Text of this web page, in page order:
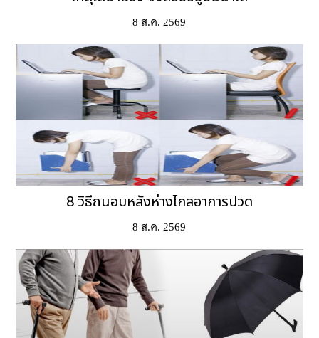
8 ส.ค. 2569
8 วิธีถนอมหลังห่างไกลอาการปวด
8 ส.ค. 2569